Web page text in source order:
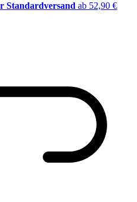
Standardversand ab 52,90 €